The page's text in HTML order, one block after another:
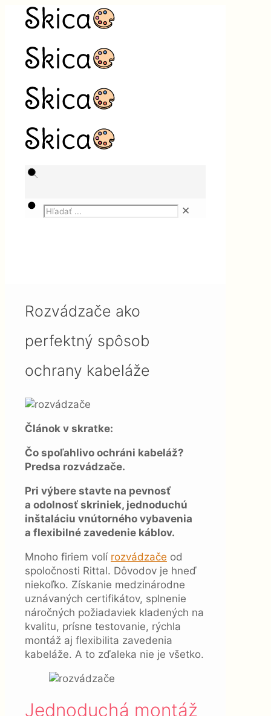
✕
Rozvádzače ako
perfektný spôsob
ochrany kabeláže
Článok v skratke:
Čo spoľahlivo ochráni kabeláž?
Predsa rozvádzače.
Pri výbere stavte na pevnosť
a odolnosť skriniek, jednoduchú
inštaláciu vnútorného vybavenia
a flexibilné zavedenie káblov.
Mnoho firiem volí rozvádzače od
spoločnosti Rittal. Dôvodov je hneď
niekoľko. Získanie medzinárodne
uznávaných certifikátov, splnenie
náročných požiadaviek kladených na
kvalitu, prísne testovanie, rýchla
montáž aj flexibilita zavedenia
kabeláže. A to zďaleka nie je všetko.
Jednoduchá montáž